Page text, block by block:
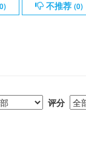
) 不推荐 (0)
评分